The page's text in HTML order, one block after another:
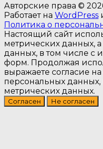
Авторские права ©
Работает на WordPress
Политика о
Настоящий сайт
метрических данных,
данных, в том числе с
форм. Продолжая
выражаете согласие
персональных
метрических данных.
Согласен Не согласен